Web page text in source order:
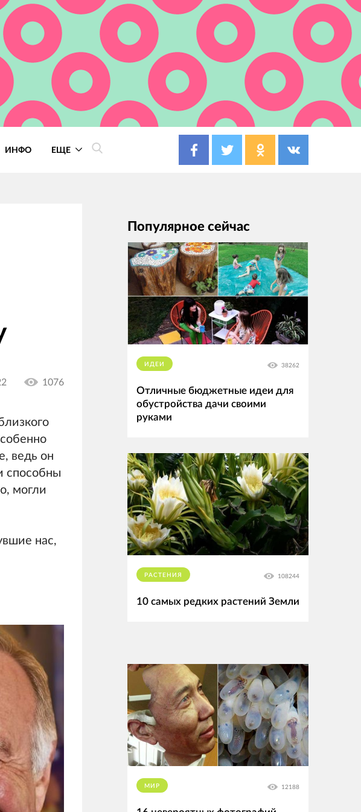
ИНФО ЕЩЕ
1076
ведь он
способны
могли
нас,
Популярное сейчас
ИДЕИ 38262
Отличные бюджетные идеи для
обустройства дачи своими
руками
РАСТЕНИЯ 108244
10 самых редких растений Земли
МИР 12188